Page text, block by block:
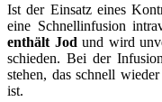
Ist der Ein­satz eines
eine Schnell­­in­­fusion
ent­hält Jod und wird
schieden. Bei der
stehen, das schnell
ist.